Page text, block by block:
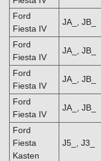
Ford
Fiesta IV
JA_, JB_
Ford
Fiesta IV
JA_, JB_
Ford
Fiesta IV
JA_, JB_
Ford
Fiesta IV
JA_, JB_
Ford
Fiesta
Kasten
J5_, J3_